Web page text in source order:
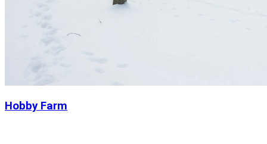
Hobby Farm